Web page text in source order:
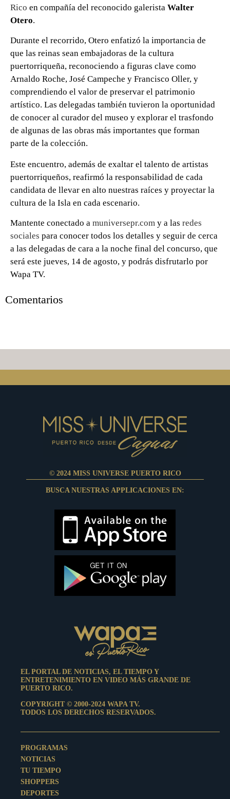
Rico en compañía del reconocido galerista Walter
Otero.
Durante el recorrido, Otero enfatizó la importancia de
que las reinas sean embajadoras de la cultura
puertorriqueña, reconociendo a figuras clave como
Arnaldo Roche, José Campeche y Francisco Oller, y
comprendiendo el valor de preservar el patrimonio
artístico. Las delegadas también tuvieron la oportunidad
de conocer al curador del museo y explorar el trasfondo
de algunas de las obras más importantes que forman
parte de la colección.
Este encuentro, además de exaltar el talento de artistas
puertorriqueños, reafirmó la responsabilidad de cada
candidata de llevar en alto nuestras raíces y proyectar la
cultura de la Isla en cada escenario.
Mantente conectado a muniversepr.com y a las redes
sociales para conocer todos los detalles y seguir de cerca
a las delegadas de cara a la noche final del concurso, que
será este jueves, 14 de agosto, y podrás disfrutarlo por
Wapa TV.
Comentarios
© 2024 MISS UNIVERSE PUERTO RICO
BUSCA NUESTRAS APPLICACIONES EN:
EL PORTAL DE NOTICIAS, EL TIEMPO Y
ENTRETENIMIENTO EN VIDEO MÁS GRANDE DE
PUERTO RICO.
COPYRIGHT © 2000-2024 WAPA TV.
TODOS LOS DERECHOS RESERVADOS.
PROGRAMAS
NOTICIAS
TU TIEMPO
SHOPPERS
DEPORTES